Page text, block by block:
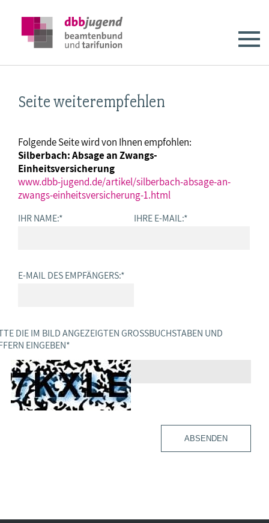
Seite weiterempfehlen
Folgende Seite wird von Ihnen empfohlen:
Silberbach: Absage an Zwangs-
Einheitsversicherung
www.dbb-jugend.de/artikel/silberbach-absage-an-
zwangs-einheitsversicherung-1.html
IHR NAME:* IHRE E-MAIL:*
E-MAIL DES EMPFÄNGERS:*
DIE IM BILD ANGEZEIGTEN GROSSBUCHSTABEN UND Z
EINGEBEN *
ABSENDEN